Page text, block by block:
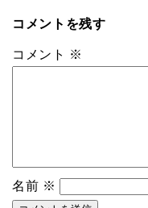
コメントを残す
コメント ※
名前 ※